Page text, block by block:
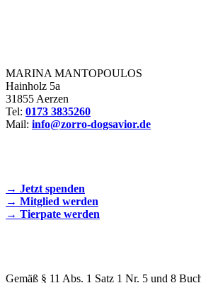
MARINA MANTOPOULOS
Hainholz 5a
31855 Aerzen
Tel: 0173 3835260
Mail: info@zorro-dogsavior.de
→ Jetzt spenden
→ Mitglied werden
→ Tierpate werden
Gemäß § 11 Abs. 1 Satz 1 Nr. 5 und 8